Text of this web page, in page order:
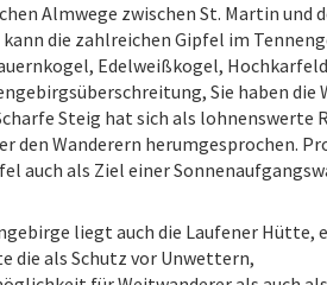
Almwege zwischen St. Martin und
die zahlreichen Gipfel im
Edelweißkogel,
Sie haben die
Steig hat sich als lohnenswerte
den Wanderern herumgesprochen.
auch als Ziel einer
liegt auch die Laufener Hütte,
die als Schutz vor Unwettern,